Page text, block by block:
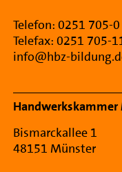
Telefon: 0251 705-0
Telefax: 0251 705-
info@hbz-
Bismarckallee 1
48151 Münster